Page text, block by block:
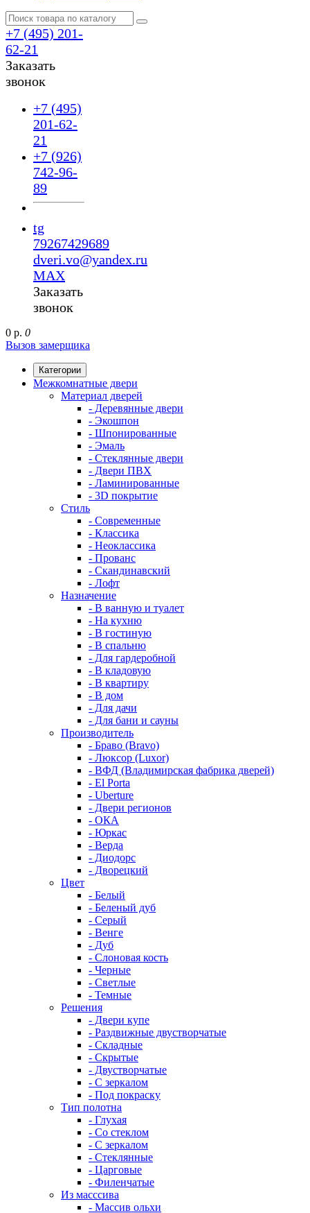
+7 (495) 201-
62-21
Заказать
звонок
+7 (495)
201-62-
21
+7 (926)
742-96-
89
tg
79267429689
dveri.vo@yandex.ru
MAX
Заказать
звонок
0 р. 0
Вызов замерщика
Категории
Межкомнатные двери
Материал дверей
- Деревянные двери
- Экошпон
- Шпонированные
- Эмаль
- Стеклянные двери
- Двери ПВХ
- Ламинированные
- 3D покрытие
Стиль
- Современные
- Классика
- Неоклассика
- Прованс
- Скандинавский
- Лофт
Назначение
- В ванную и туалет
- На кухню
- В гостиную
- В спальню
- Для гардеробной
- В кладовую
- В квартиру
- В дом
- Для дачи
- Для бани и сауны
Производитель
- Браво (Bravo)
- Люксор (Luxor)
- ВФД (Владимирская фабрика дверей)
- El Porta
- Uberture
- Двери регионов
- ОКА
- Юркас
- Верда
- Диодорс
- Дворецкий
Цвет
- Белый
- Беленый дуб
- Серый
- Венге
- Дуб
- Слоновая кость
- Черные
- Светлые
- Темные
Решения
- Двери купе
- Раздвижные двустворчатые
- Складные
- Скрытые
- Двустворчатые
- С зеркалом
- Под покраску
Тип полотна
- Глухая
- Со стеклом
- С зеркалом
- Стеклянные
- Царговые
- Филенчатые
Из масссива
- Массив ольхи